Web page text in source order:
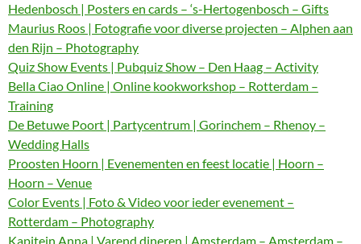
Hedenbosch | Posters en cards – ‘s-Hertogenbosch – Gifts
Maurius Roos | Fotografie voor diverse projecten – Alphen aan
den Rijn – Photography
Quiz Show Events | Pubquiz Show – Den Haag – Activity
Bella Ciao Online | Online kookworkshop – Rotterdam –
Training
De Betuwe Poort | Partycentrum | Gorinchem – Rhenoy –
Wedding Halls
Proosten Hoorn | Evenementen en feest locatie | Hoorn –
Hoorn – Venue
Color Events | Foto & Video voor ieder evenement –
Rotterdam – Photography
Kapitein Anna | Varend dineren | Amsterdam – Amsterdam –